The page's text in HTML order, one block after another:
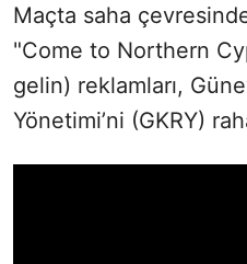
Maçta saha
"Come to Northern
gelin) reklamları,
Yönetimi’ni (GKRY)